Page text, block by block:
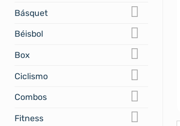
Básquet
Béisbol
Box
Ciclismo
Combos
Fitness